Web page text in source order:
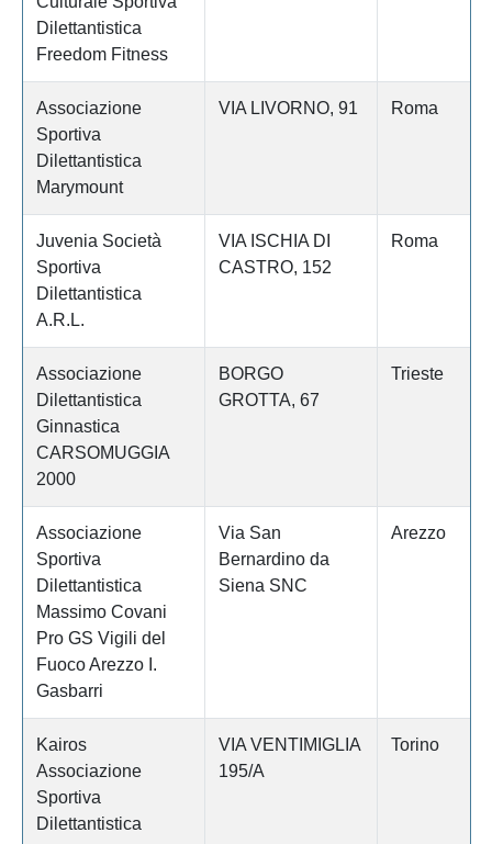
Dilettantistica
Freedom Fitness
Associazione
Sportiva
Dilettantistica
Marymount
VIA LIVORNO, 91 Roma
Juvenia Società
Sportiva
Dilettantistica
A.R.L.
VIA ISCHIA DI
CASTRO, 152
Roma
Associazione
Dilettantistica
Ginnastica
CARSOMUGGIA
2000
BORGO
GROTTA, 67
Trieste
Associazione
Sportiva
Dilettantistica
Massimo Covani
Pro GS Vigili del
Fuoco Arezzo I.
Gasbarri
Via San
Bernardino da
Siena SNC
Arezzo
Kairos
Associazione
Sportiva
Dilettantistica
VIA VENTIMIGLIA
195/A
Torino